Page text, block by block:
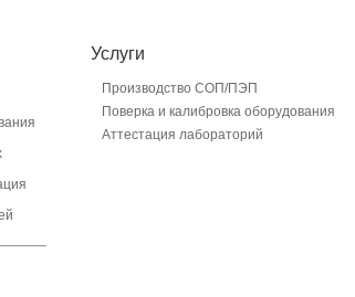
Услуги
Производство СОП/ПЭП
Поверка и калибровка оборудования
Аттестация лабораторий